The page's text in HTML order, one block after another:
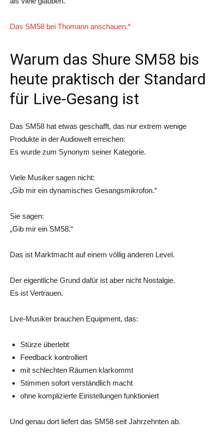
Das SM58 bei Thomann anschauen.*
Warum das Shure SM58 bis
heute praktisch der Standard
für Live-Gesang ist
Das SM58 hat etwas geschafft, das nur extrem wenige
Produkte in der Audiowelt erreichen:
Es wurde zum Synonym seiner Kategorie.
Viele Musiker sagen nicht:
„Gib mir ein dynamisches Gesangsmikrofon.“
Sie sagen:
„Gib mir ein SM58.“
Das ist Marktmacht auf einem völlig anderen Level.
Der eigentliche Grund dafür ist aber nicht Nostalgie.
Es ist Vertrauen.
Live-Musiker brauchen Equipment, das:
Stürze überlebt
Feedback kontrolliert
mit schlechten Räumen klarkommt
Stimmen sofort verständlich macht
ohne komplizierte Einstellungen funktioniert
Und genau dort liefert das SM58 seit Jahrzehnten ab.